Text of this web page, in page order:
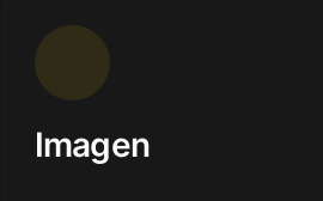
Imagen